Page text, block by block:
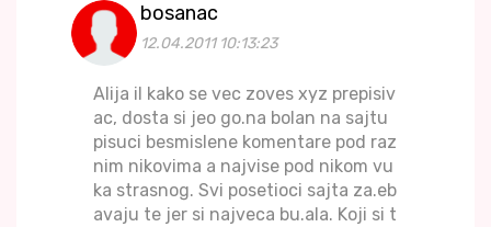
bosanac
12.04.2011 10:13:23
Alija il kako se vec zoves xyz prepisiv
ac, dosta si jeo go.na bolan na sajtu
pisuci besmislene komentare pod raz
nim nikovima a najvise pod nikom vu
ka strasnog. Svi posetioci sajta za.eb
avaju te jer si najveca bu.ala. Koji si t